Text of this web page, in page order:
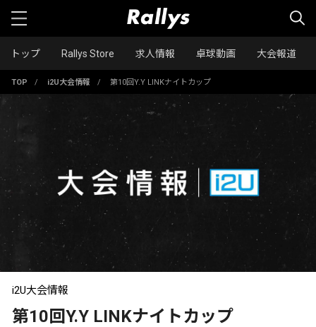
トップ Rallys Store 求人情報 卓球動画 大会報道
TOP / i2U大会情報 / 第10回Y.Y LINKナイトカップ
i2U大会情報
第10回Y.Y LINKナイトカップ